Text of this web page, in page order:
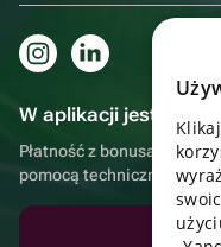
W aplikacji jest to
Płatność z bonusami,
pomocą techniczną